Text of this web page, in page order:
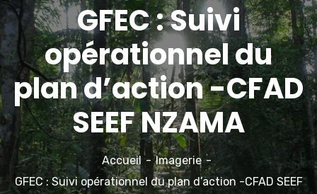
GFEC : Suivi
opérationnel du
plan d’action -CFAD
SEEF NZAMA
Accueil
Imagerie
GFEC : Suivi opérationnel du plan d’action -CFAD SEEF